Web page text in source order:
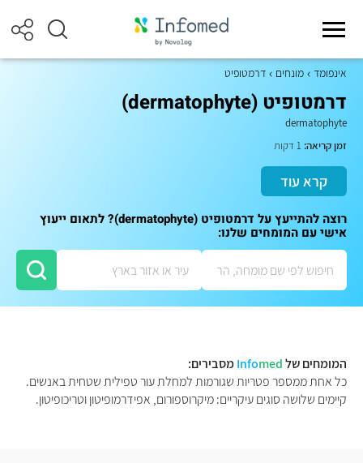
אינפומד מונחים דרמטופיט
דרמטופיט (dermatophyte)
dermatophyte
זמן קריאה:
קרא עוד
רוצה להתייעץ על דרמטופיט (dermatophyte)? לתאום ייעוץ
אישי עם המומחים שלנו:
המומחים של Infomed
מסבירים:
כל אחת ממספר פטריות שגורמות למחלת עור טפילית שטחית באנשים.
קיימים שלושה סוגים עיקריים: מיקרוספורום, אפידרמופיטון וטריכופיטון.